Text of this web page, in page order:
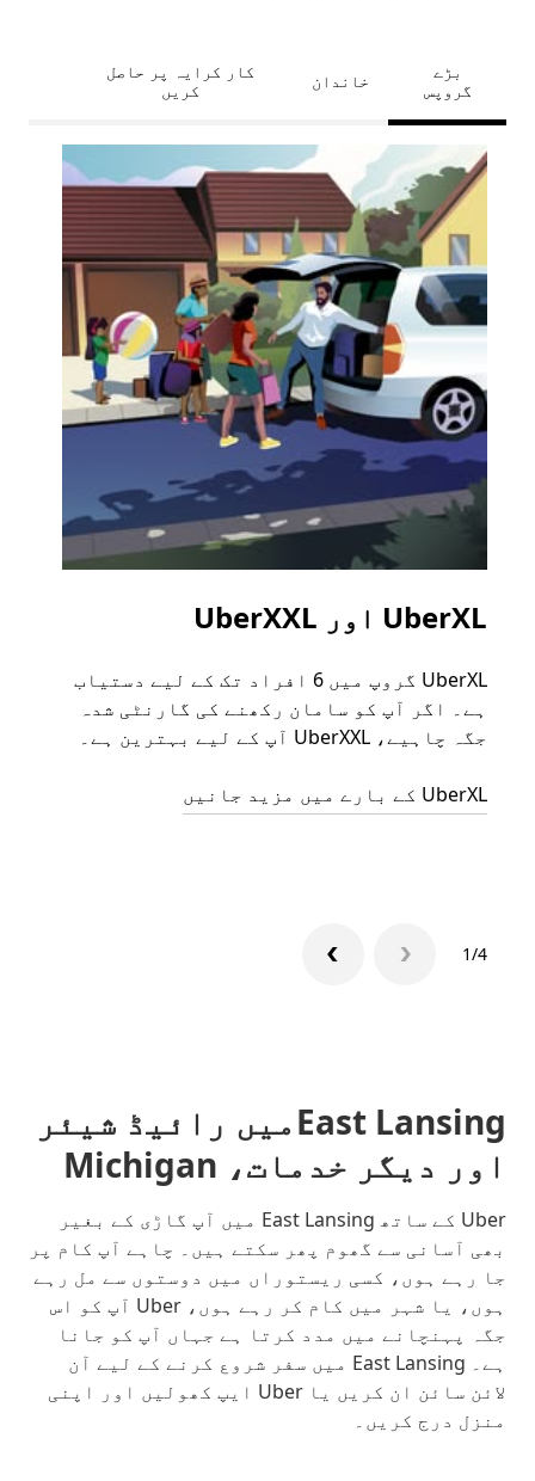
بڑے
گروپس
خاندان
کار کرایہ پر حاصل
کریں
UberXL اور UberXXL
UberXL گروپ میں 6 افراد تک کے لیے دستیاب
ہے۔ اگر آپ کو سامان رکھنے کی گارنٹی شدہ
جگہ چاہیے، UberXXL آپ کے لیے بہترین ہے۔
UberXL کے بارے میں مزید جانیں
1/4
East Lansingمیں رائیڈ شیئر
اور دیگر خدمات، Michigan
Uber کے ساتھ East Lansing میں آپ گاڑی کے بغیر
بھی آسانی سے گھوم پھر سکتے ہیں۔ چاہے آپ کام پر
جا رہے ہوں، کسی ریستوراں میں دوستوں سے مل رہے
ہوں، یا شہر میں کام کر رہے ہوں، Uber آپ کو اس
جگہ پہنچانے میں مدد کرتا ہے جہاں آپ کو جانا
ہے۔ East Lansing میں سفر شروع کرنے کے لیے آن
لائن سائن ان کریں یا Uber ایپ کھولیں اور اپنی
منزل درج کریں۔